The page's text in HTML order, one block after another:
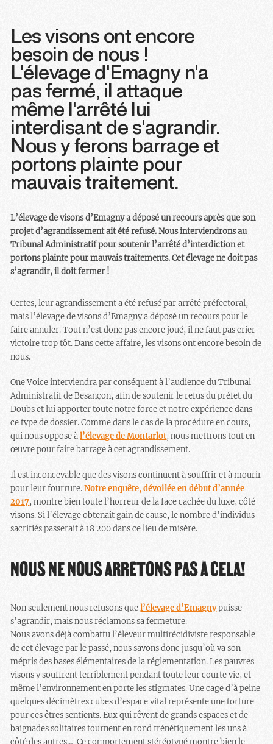
Les visons ont encore
besoin de nous !
L'élevage d'Emagny n'a
pas fermé, il attaque
même l'arrêté lui
interdisant de s'agrandir.
Nous y ferons barrage et
portons plainte pour
mauvais traitement.
L’élevage de visons d’Emagny a déposé un recours après que son
projet d’agrandissement ait été refusé. Nous interviendrons au
Tribunal Administratif pour soutenir l’arrêté d’interdiction et
portons plainte pour mauvais traitements. Cet élevage ne doit pas
s’agrandir, il doit fermer !
Certes, leur agrandissement a été refusé par arrêté préfectoral,
mais l’élevage de visons d’Emagny a déposé un recours pour le
faire annuler. Tout n’est donc pas encore joué, il ne faut pas crier
victoire trop tôt. Dans cette affaire, les visons ont encore besoin de
nous.
One Voice interviendra par conséquent à l’audience du Tribunal
Administratif de Besançon, afin de soutenir le refus du préfet du
Doubs et lui apporter toute notre force et notre expérience dans
ce type de dossier. Comme dans le cas de la procédure en cours,
qui nous oppose àl’élevage de Montarlot, nous mettrons tout en
œuvre pour faire barrage à cet agrandissement.
Il est inconcevable que des visons continuent à souffrir et à mourir
pour leur fourrure.Notre enquête, dévoilée en début d’année
2017, montre bien toute l’horreur de la face cachée du luxe, côté
visons. Si l’élevage obtenait gain de cause, le nombre d’individus
sacrifiés passerait à 18 200 dans ce lieu de misère.
NOUS NE NOUS ARRÊTONS PAS À CELA!
Non seulement nous refusons quel’élevage d’Emagnypuisse
s’agrandir, mais nous réclamons sa fermeture.
Nous avons déjà combattu l’éleveur multirécidiviste responsable
de cet élevage par le passé, nous savons donc jusqu’où va son
mépris des bases élémentaires de la réglementation. Les pauvres
visons y souffrent terriblement pendant toute leur courte vie, et
même l’environnement en porte les stigmates. Une cage d’à peine
quelques décimètres cubes d’espace vital représente une torture
pour ces êtres sentients. Eux qui rêvent de grands espaces et de
baignades solitaires tournent en rond frénétiquement les uns à